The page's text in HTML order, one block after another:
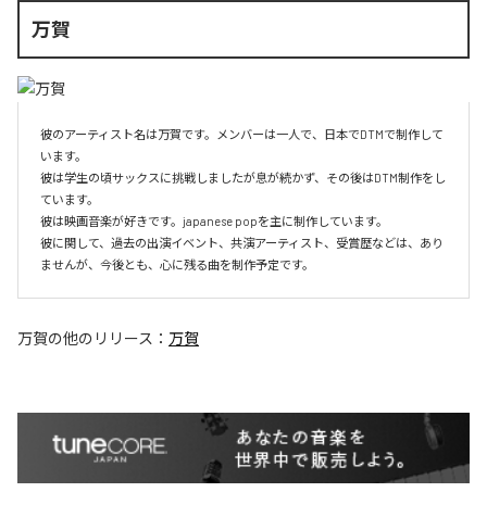
万賀
彼のアーティスト名は万賀です。メンバーは一人で、日本でDTMで制作して
います。
彼は学生の頃サックスに挑戦しましたが息が続かず、その後はDTM制作をし
ています。
彼は映画音楽が好きです。japanese popを主に制作しています。
彼に関して、過去の出演イベント、共演アーティスト、受賞歴などは、あり
ませんが、今後とも、心に残る曲を制作予定です。
万賀の他のリリース： 万賀